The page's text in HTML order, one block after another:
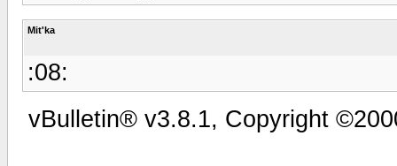
Mit'ka
:08:
vBulletin® v3.8.1, Copyright